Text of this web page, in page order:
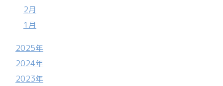
2月
1月
2025年
2024年
2023年